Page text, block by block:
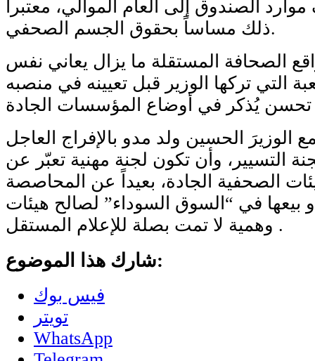
الصندوق إلى العام الموالي، معتبراً
ذلك مساساً بحقوق الجسم الصحفي.
الصحافة المستقلة ما يزال يعاني نفس
التي تركها الوزير قبل تعيينه في منصبه
الوزيرَ الحسين ولد مدو بالإفراج العاجل
التسيير، وأن تكون لجنة مهنية تعبّر عن
الصحفية الجادة، بعيداً عن المحاصصة
بيعها في “السوق السوداء” لصالح هيئات
وهمية لا تمت بصلة للإعلام المستقل .
شارك هذا الموضوع:
فيس بوك
تويتر
WhatsApp